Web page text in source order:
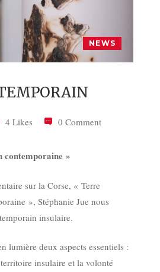
NEWS
4 Likes 0 Comment
contemporaine »
sur la Corse, « Terre
», Stéphanie Jue nous
insulaire.
lumière deux aspects essentiels :
insulaire et la volonté